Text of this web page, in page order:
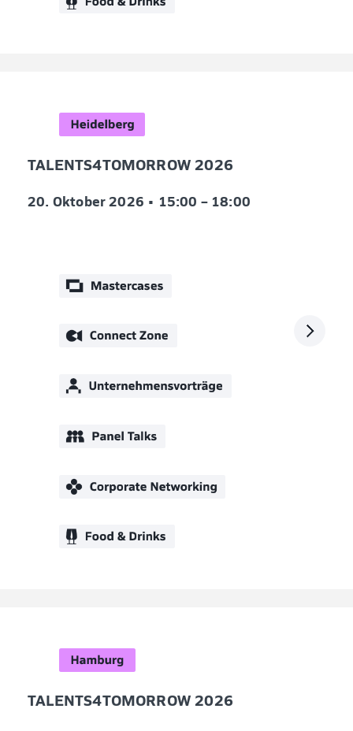
TALENTS4TOMORROW 2026
20. Oktober 2026 • 15:00 – 18:00
TALENTS4TOMORROW 2026